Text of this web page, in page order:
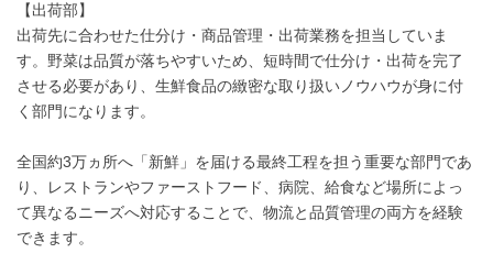
【出荷部】
出荷先に合わせた仕分け・商品管理・出荷業務を担当していま
す。野菜は品質が落ちやすいため、短時間で仕分け・出荷を完了
させる必要があり、生鮮食品の緻密な取り扱いノウハウが身に付
く部門になります。
全国約3万ヵ所へ「新鮮」を届ける最終工程を担う重要な部門であ
り、レストランやファーストフード、病院、給食など場所によっ
て異なるニーズへ対応することで、物流と品質管理の両方を経験
できます。